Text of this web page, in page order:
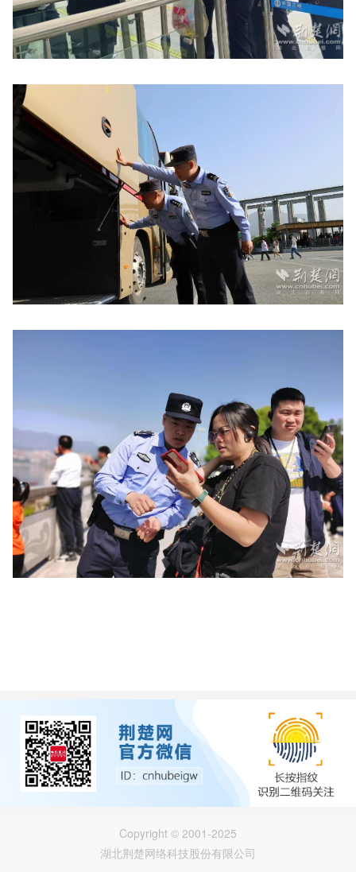
Copyright © 2001-2025
湖北荆楚网络科技股份有限公司